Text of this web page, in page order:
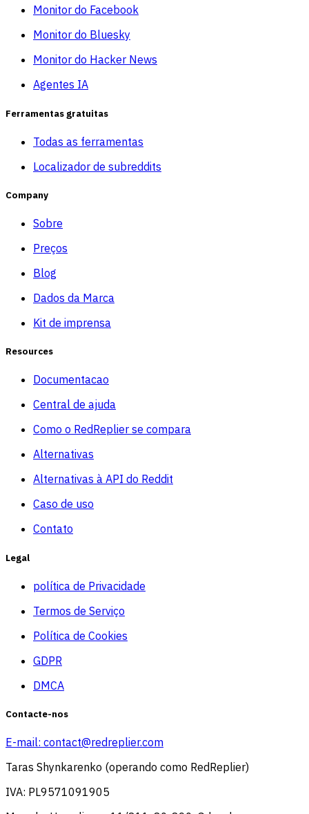
Monitor do Facebook
Monitor do Bluesky
Monitor do Hacker News
Agentes IA
Ferramentas gratuitas
Todas as ferramentas
Localizador de subreddits
Company
Sobre
Preços
Blog
Dados da Marca
Kit de imprensa
Resources
Documentacao
Central de ajuda
Como o RedReplier se compara
Alternativas
Alternativas à API do Reddit
Caso de uso
Contato
Legal
política de Privacidade
Termos de Serviço
Política de Cookies
GDPR
DMCA
Contacte-nos
E-mail: contact@redreplier.com
Taras Shynkarenko (operando como RedReplier)
IVA: PL9571091905